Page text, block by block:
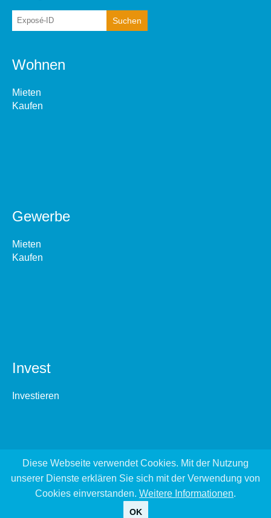
Wohnen
Mieten
Kaufen
Gewerbe
Mieten
Kaufen
Invest
Investieren
Diese Webseite verwendet Cookies. Mit der Nutzung
unserer Dienste erklären Sie sich mit der Verwendung von
Cookies einverstanden. Weitere Informationen.
OK